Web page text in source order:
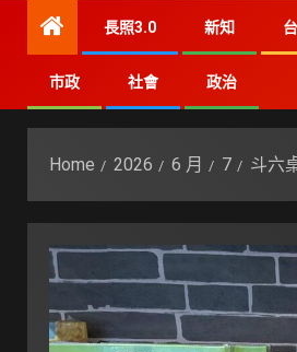
長照3.0 新知
市政 社會 政治
Home 2026 6 月 7 斗六